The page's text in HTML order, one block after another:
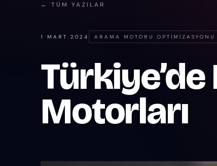
← TÜM YAZILAR
1 MART 2024 ARAMA MOTORU OPTIMIZASYONU
Motorları